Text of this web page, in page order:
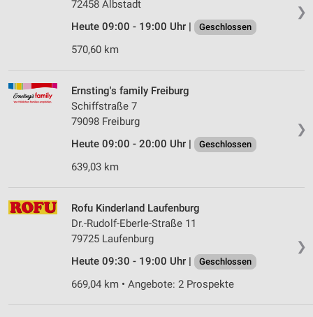
❯
72458 Albstadt
Heute 09:00 - 19:00 Uhr |
Geschlossen
570,60 km
❯
Ernsting's family Freiburg
Schiffstraße 7
79098 Freiburg
Heute 09:00 - 20:00 Uhr |
Geschlossen
639,03 km
❯
Rofu Kinderland Laufenburg
Dr.-Rudolf-Eberle-Straße 11
79725 Laufenburg
Heute 09:30 - 19:00 Uhr |
Geschlossen
669,04 km • Angebote: 2 Prospekte
Verwendung reduzierter Daten zur Auswahl von
Werbeanzeigen
Verwendung von Profilen zur Auswahl
personalisierter Werbung
Erstellung von Profilen zur Personalisierung
Messung der Werbeleistung
Analyse von Zielgruppen durch Statistiken oder
Kombinationen von Daten aus verschiedenen